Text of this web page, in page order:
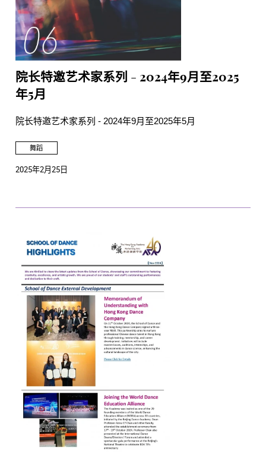
院长特邀艺术家系列 - 2024年9月至2025
年5月
院长特邀艺术家系列 - 2024年9月至2025年5月
舞蹈
2025年2月25日